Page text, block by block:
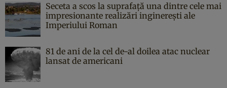
Seceta a scos la suprafață una dintre cele mai
impresionante realizări inginerești ale
Imperiului Roman
81 de ani de la cel de-al doilea atac nuclear
lansat de americani